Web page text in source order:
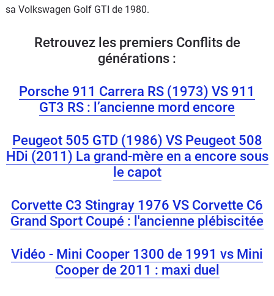
sa Volkswagen Golf GTI de 1980.
Retrouvez les premiers Conflits de
générations :
Porsche 911 Carrera RS (1973) VS 911
GT3 RS : l’ancienne mord encore
Peugeot 505 GTD (1986) VS Peugeot 508
HDi (2011) La grand-mère en a encore sous
le capot
Corvette C3 Stingray 1976 VS Corvette C6
Grand Sport Coupé : l'ancienne plébiscitée
Vidéo - Mini Cooper 1300 de 1991 vs Mini
Cooper de 2011 : maxi duel